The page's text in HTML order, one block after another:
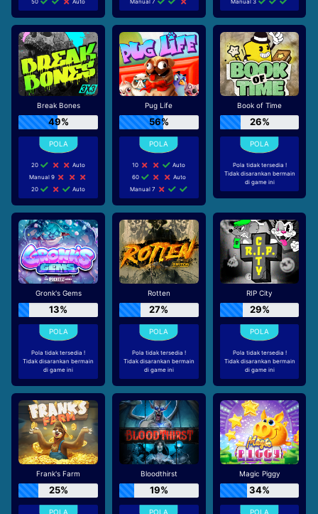
Break Bones
49%
20
Auto
Manual 9
20
Auto
Pug Life
56%
10
Auto
60
Auto
Manual 7
Book of Time
26%
Pola tidak tersedia !
Tidak disarankan bermain
di game ini
Gronk's Gems
13%
Pola tidak tersedia !
Tidak disarankan bermain
di game ini
Rotten
27%
Pola tidak tersedia !
Tidak disarankan bermain
di game ini
RIP City
29%
Pola tidak tersedia !
Tidak disarankan bermain
di game ini
Frank's Farm
25%
Bloodthirst
19%
Magic Piggy
34%